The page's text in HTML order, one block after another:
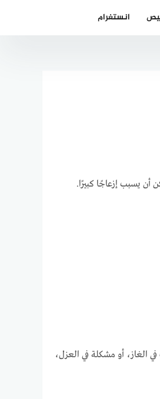
انستغرام
أن يسبب إزعاجًا كبيرًا.
الغاز، أو مشكلة في العزل،